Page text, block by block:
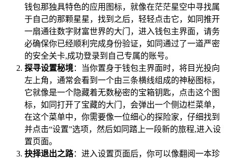
钱包那独具特色的应用图标，就像在茫茫星空中寻找属
于自己的那颗星星，找到之后，轻轻点击它，如同推开
一扇通往数字财富世界的大门，进入钱包主界面，请务
必确保你已经顺利完成身份验证，如同通过了一道严密
的安全关卡,成功登录到自己专属的账号。
探寻设置秘境：当你置身于钱包主界面时，将目光投向
左上角，通常会看到一个由三条横线组成的神秘图标，
它就像是一个隐藏着无数秘密的宝箱钥匙，点击这个图
标，如同打开了宝藏的大门，会弹出一个侧边栏菜单，
在这个菜单中，你需要像一位细心的探险家，仔细找到
并点击“设置”选项，然后如同踏上一段新的旅程,进入设
置页面。
抉择退出之路：进入设置页面后，你可以像翻阅一本珍